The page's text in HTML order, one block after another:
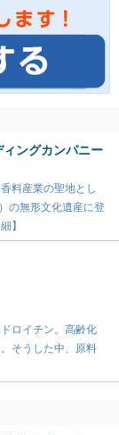
ングカンパニー
料産業の聖地とし
の無形文化遺産に登
】
ロイチン。高齢化
そうした中、原料